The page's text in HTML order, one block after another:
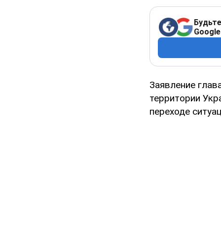
Google
Заявление
территории
переходе